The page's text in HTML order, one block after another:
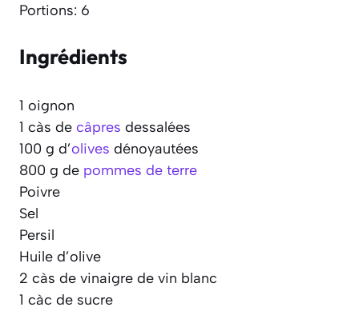
Portions: 6
Ingrédients
1 oignon
1 càs de câpres dessalées
100 g d’olives dénoyautées
800 g de pommes de terre
Poivre
Sel
Persil
Huile d’olive
2 càs de vinaigre de vin blanc
1 càc de sucre